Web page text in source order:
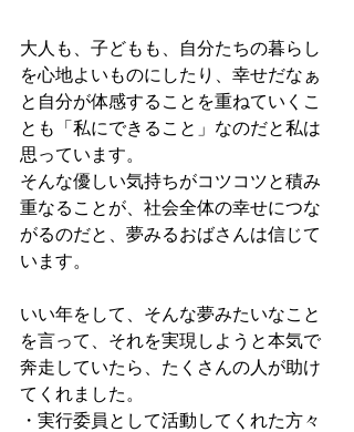
大人も、子どもも、自分たちの暮らし
を心地よいものにしたり、幸せだなぁ
と自分が体感することを重ねていくこ
とも「私にできること」なのだと私は
思っています。
そんな優しい気持ちがコツコツと積み
重なることが、社会全体の幸せにつな
がるのだと、夢みるおばさんは信じて
います。
いい年をして、そんな夢みたいなこと
を言って、それを実現しようと本気で
奔走していたら、たくさんの人が助け
てくれました。
・実行委員として活動してくれた方々